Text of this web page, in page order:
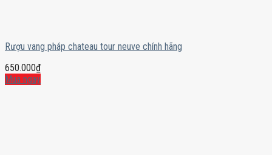
Rượu vang pháp chateau tour neuve chính hãng
650.000₫
Mua ngay